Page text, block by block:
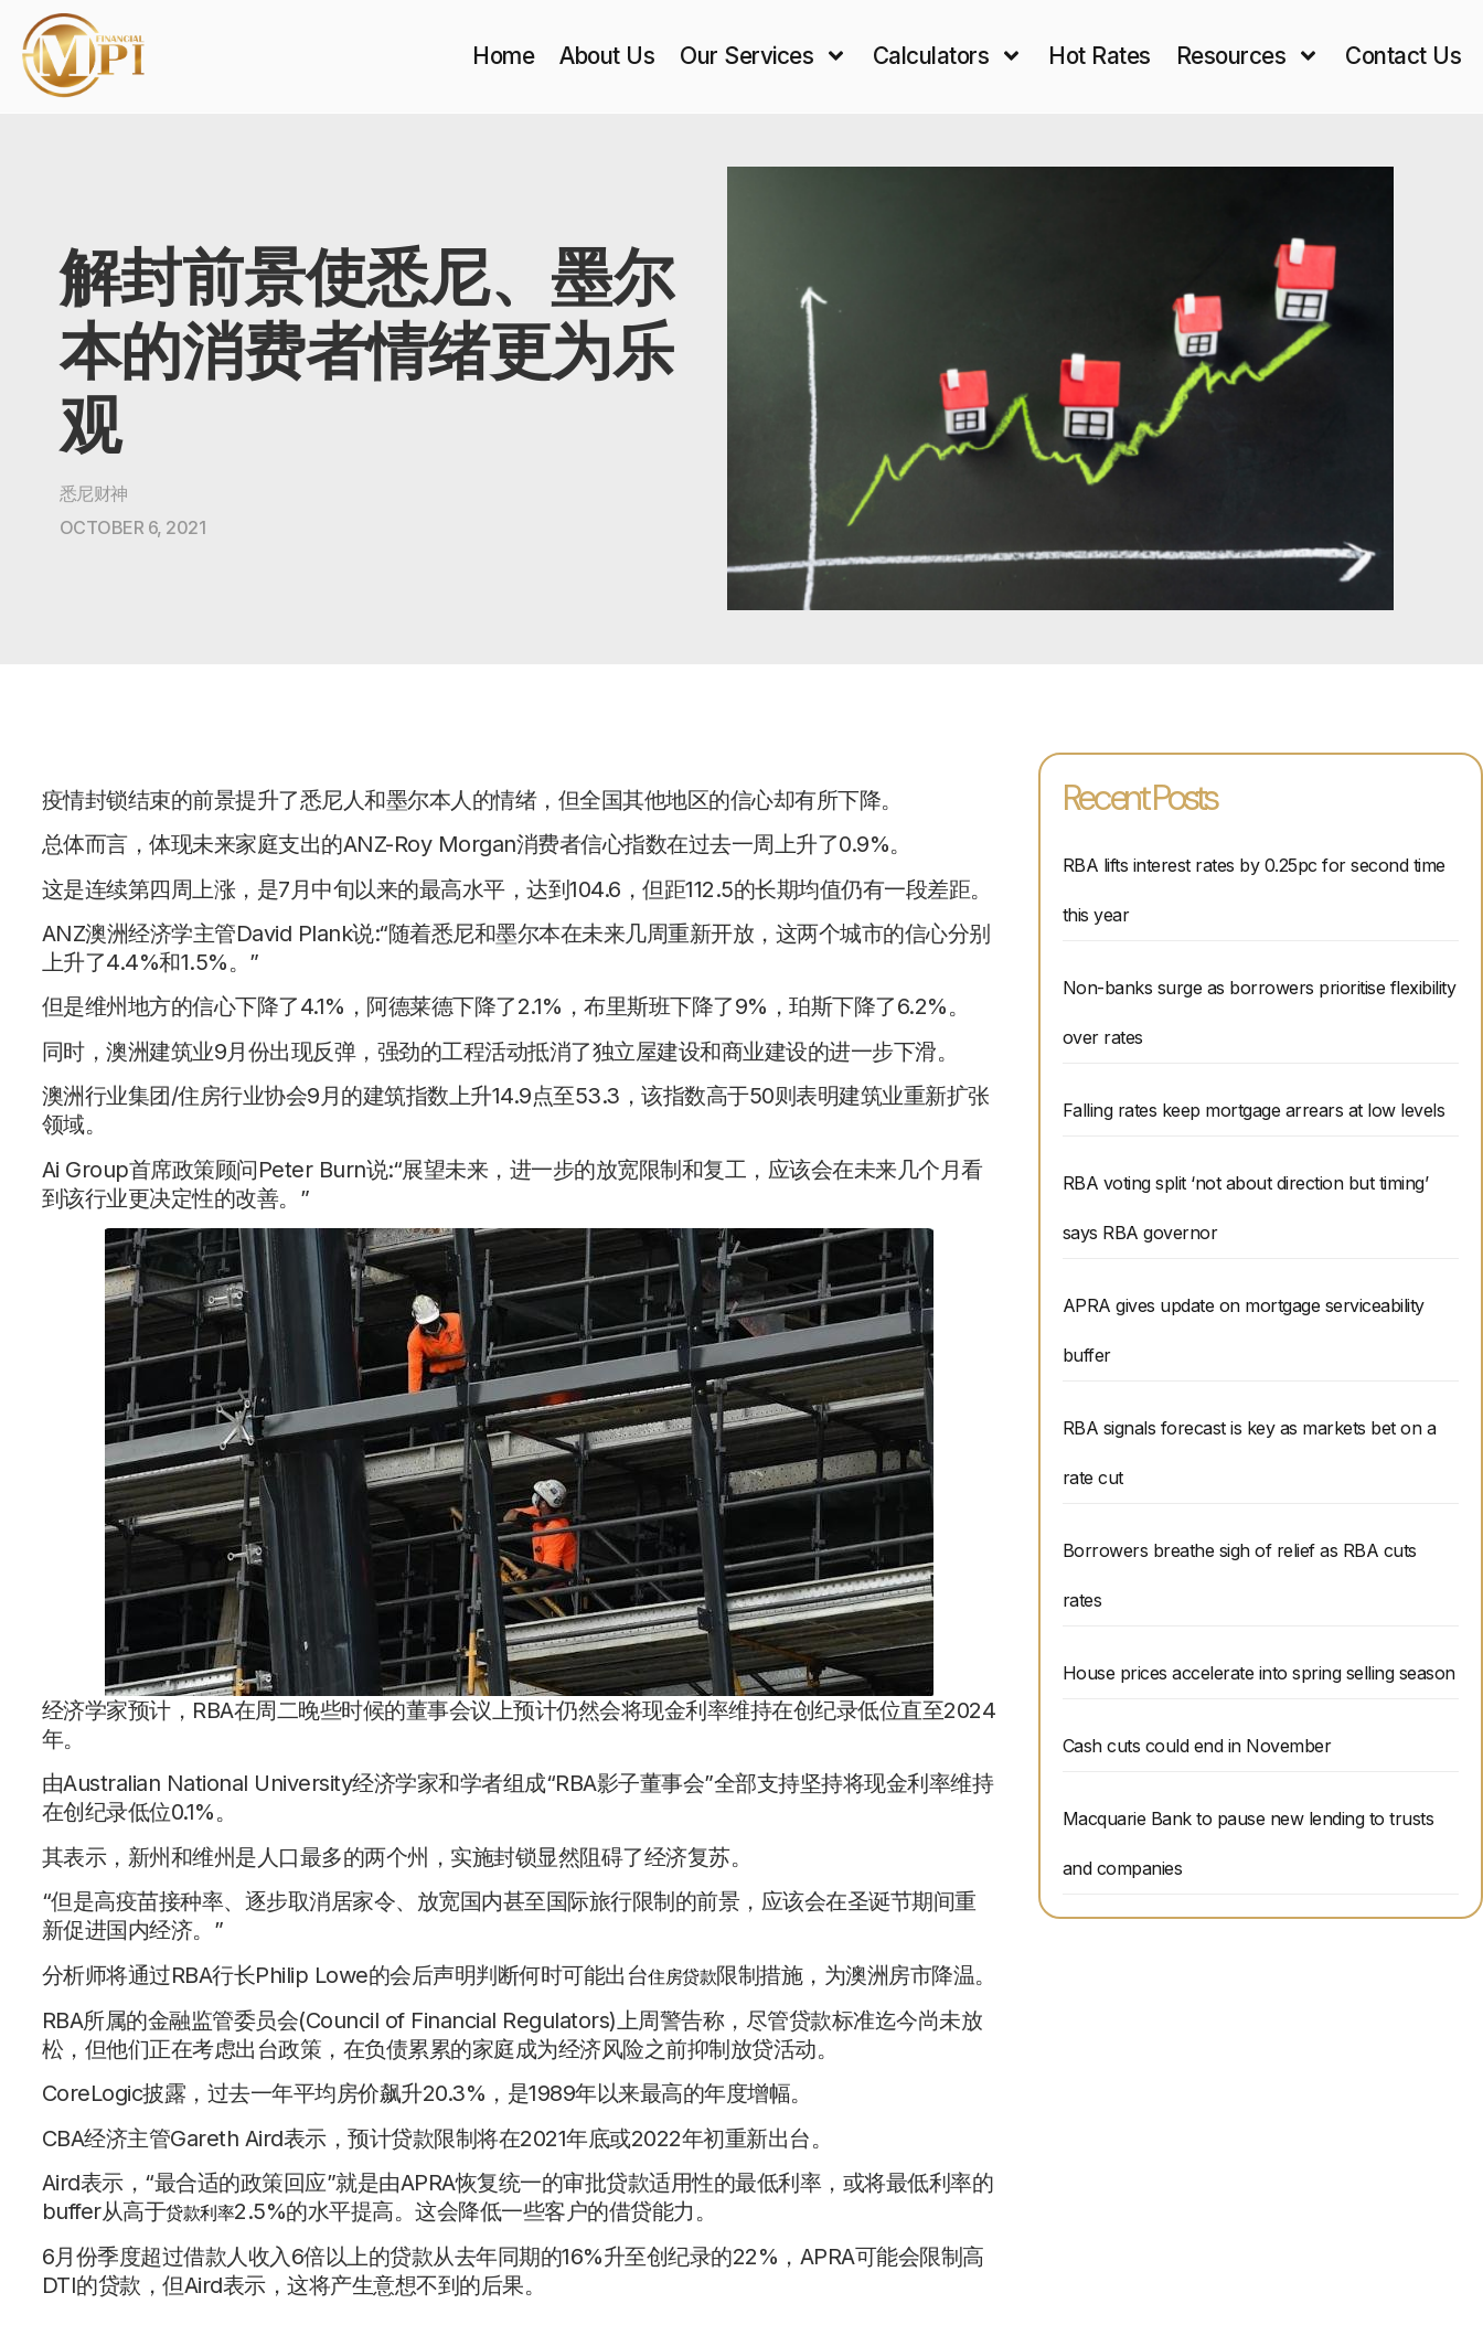
Home About Us Our Services Calculators Hot Rates Resources Contact Us
解封前景使悉尼、墨尔
本的消费者情绪更为乐
观
悉尼财神
OCTOBER 6, 2021
疫情封锁结束的前景提升了悉尼人和墨尔本人的情绪，但全国其他地区的信心却有所下降。
总体而言，体现未来家庭支出的ANZ-Roy Morgan消费者信心指数在过去一周上升了0.9%。
这是连续第四周上涨，是7月中旬以来的最高水平，达到104.6，但距112.5的长期均值仍有一段差距。
ANZ澳洲经济学主管David Plank说:“随着悉尼和墨尔本在未来几周重新开放，这两个城市的信心分别
上升了4.4%和1.5%。”
但是维州地方的信心下降了4.1%，阿德莱德下降了2.1%，布里斯班下降了9%，珀斯下降了6.2%。
同时，澳洲建筑业9月份出现反弹，强劲的工程活动抵消了独立屋建设和商业建设的进一步下滑。
澳洲行业集团/住房行业协会9月的建筑指数上升14.9点至53.3，该指数高于50则表明建筑业重新扩张
领域。
Ai Group首席政策顾问Peter Burn说:“展望未来，进一步的放宽限制和复工，应该会在未来几个月看
到该行业更决定性的改善。”
经济学家预计，RBA在周二晚些时候的董事会议上预计仍然会将现金利率维持在创纪录低位直至2024
年。
由Australian National University经济学家和学者组成“RBA影子董事会”全部支持坚持将现金利率维持
在创纪录低位0.1%。
其表示，新州和维州是人口最多的两个州，实施封锁显然阻碍了经济复苏。
“但是高疫苗接种率、逐步取消居家令、放宽国内甚至国际旅行限制的前景，应该会在圣诞节期间重
新促进国内经济。”
分析师将通过RBA行长Philip Lowe的会后声明判断何时可能出台住房贷款限制措施，为澳洲房市降温。
RBA所属的金融监管委员会(Council of Financial Regulators)上周警告称，尽管贷款标准迄今尚未放
松，但他们正在考虑出台政策，在负债累累的家庭成为经济风险之前抑制放贷活动。
CoreLogic披露，过去一年平均房价飙升20.3%，是1989年以来最高的年度增幅。
CBA经济主管Gareth Aird表示，预计贷款限制将在2021年底或2022年初重新出台。
Aird表示，“最合适的政策回应”就是由APRA恢复统一的审批贷款适用性的最低利率，或将最低利率的
buffer从高于贷款利率2.5%的水平提高。这会降低一些客户的借贷能力。
6月份季度超过借款人收入6倍以上的贷款从去年同期的16%升至创纪录的22%，APRA可能会限制高
DTI的贷款，但Aird表示，这将产生意想不到的后果。
Recent Posts
RBA lifts interest rates by 0.25pc for second time
this year
Non-banks surge as borrowers prioritise flexibility
over rates
Falling rates keep mortgage arrears at low levels
RBA voting split ‘not about direction but timing’
says RBA governor
APRA gives update on mortgage serviceability
buffer
RBA signals forecast is key as markets bet on a
rate cut
Borrowers breathe sigh of relief as RBA cuts
rates
House prices accelerate into spring selling season
Cash cuts could end in November
Macquarie Bank to pause new lending to trusts
and companies